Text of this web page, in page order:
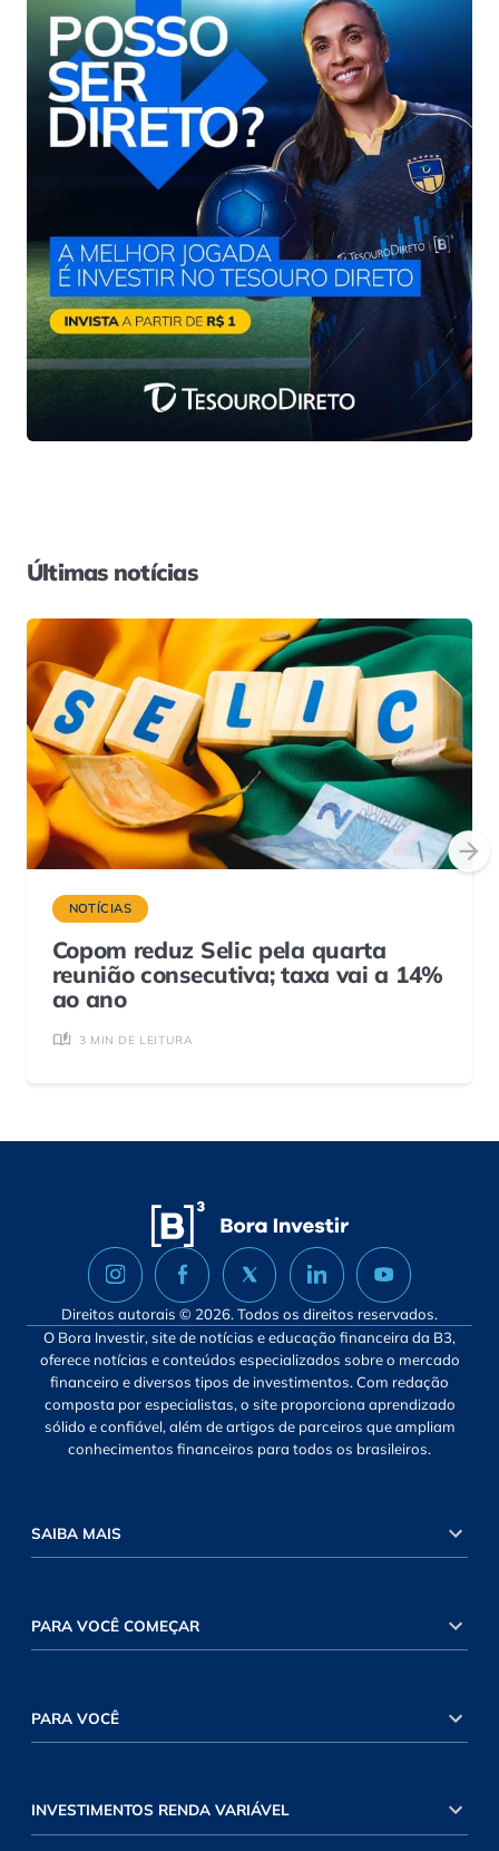
Últimas notícias
NOTÍCIAS
Copom reduz Selic pela quarta
reunião consecutiva; taxa vai a 14%
ao ano
3 MIN DE LEITURA
Direitos autorais © 2026. Todos os direitos reservados.
O Bora Investir, site de notícias e educação financeira da B3,
oferece notícias e conteúdos especializados sobre o mercado
financeiro e diversos tipos de investimentos. Com redação
composta por especialistas, o site proporciona aprendizado
sólido e confiável, além de artigos de parceiros que ampliam
conhecimentos financeiros para todos os brasileiros.
SAIBA MAIS
PARA VOCÊ COMEÇAR
PARA VOCÊ
INVESTIMENTOS RENDA VARIÁVEL